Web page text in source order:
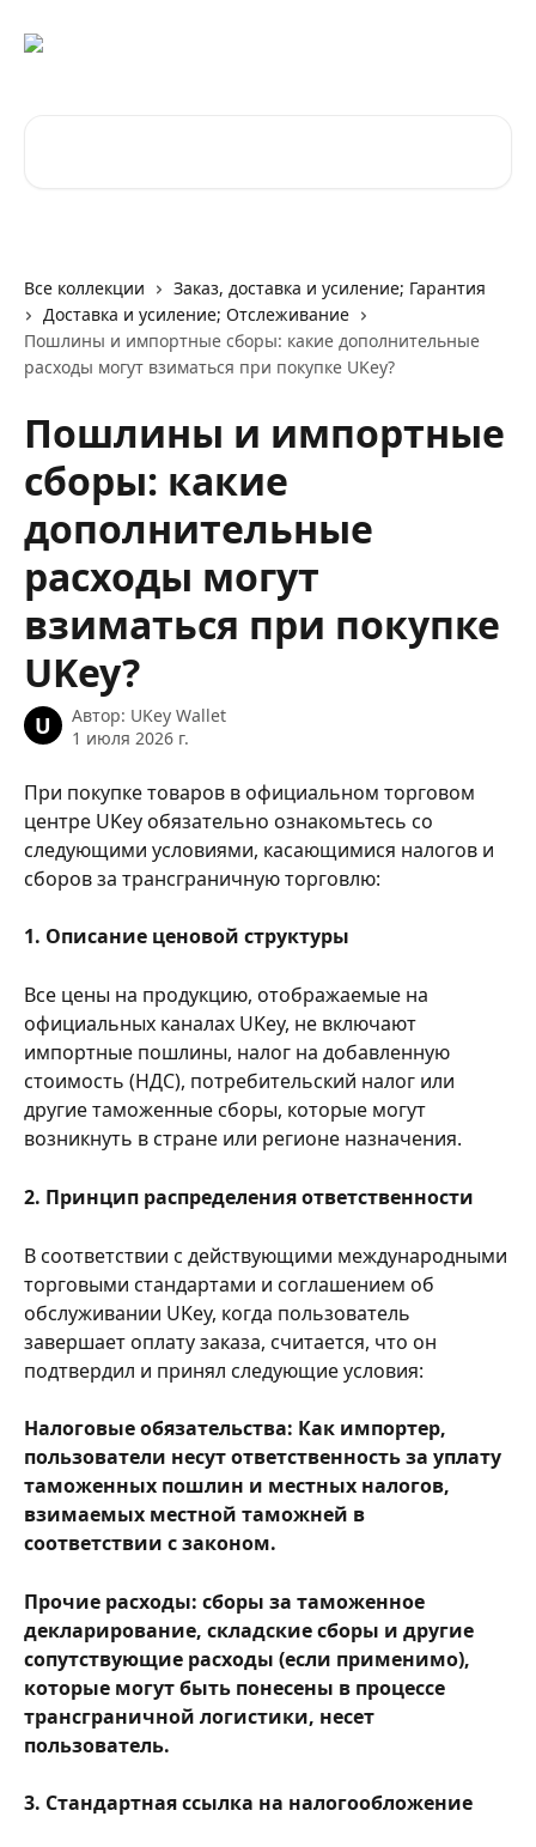
Все коллекции
Заказ, доставка и усиление; Гарантия
Доставка и усиление; Отслеживание
Пошлины и импортные сборы: какие дополнительные
расходы могут взиматься при покупке UKey?
Пошлины и импортные
сборы: какие
дополнительные
расходы могут
взиматься при покупке
UKey?
U Автор: UKey Wallet
1 июля 2026 г.
При покупке товаров в официальном торговом
центре UKey обязательно ознакомьтесь со
следующими условиями, касающимися налогов и
сборов за трансграничную торговлю:
1. Описание ценовой структуры
Все цены на продукцию, отображаемые на
официальных каналах UKey, не включают
импортные пошлины, налог на добавленную
стоимость (НДС), потребительский налог или
другие таможенные сборы, которые могут
возникнуть в стране или регионе назначения.
2. Принцип распределения ответственности
В соответствии с действующими международными
торговыми стандартами и соглашением об
обслуживании UKey, когда пользователь
завершает оплату заказа, считается, что он
подтвердил и принял следующие условия:
Налоговые обязательства: Как импортер,
пользователи несут ответственность за уплату
таможенных пошлин и местных налогов,
взимаемых местной таможней в
соответствии с законом.
Прочие расходы: сборы за таможенное
декларирование, складские сборы и другие
сопутствующие расходы (если применимо),
которые могут быть понесены в процессе
трансграничной логистики, несет
пользователь.
3. Стандартная ссылка на налогообложение